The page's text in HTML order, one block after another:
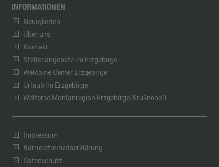
INFORMATIONEN
Neuigkeiten
Über uns
Kontakt
Stellenangebote im Erzgebirge
Welcome Center Erzgebirge
Urlaub im Erzgebirge
Welterbe Montanregion Erzgebirge/Krušnohoří
Impressum
Barrierefreiheitserklärung
Datenschutz